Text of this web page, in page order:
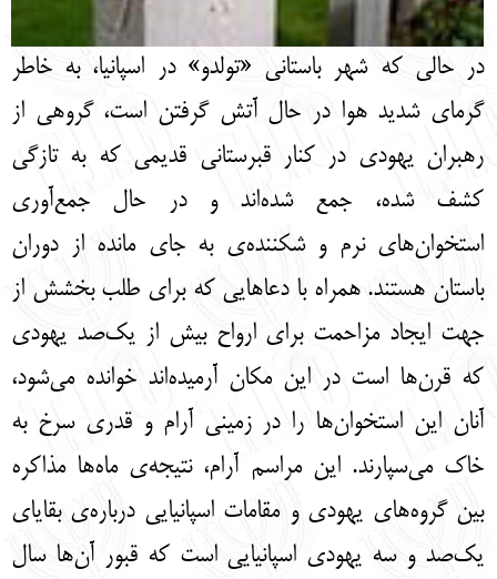
در حالی که شهر باستانی «تولدو» در اسپانیا، به خاطر
گرمای شدید هوا در حال آتش گرفتن است، گروهی از
رهبران یهودی در کنار قبرستانی قدیمی که به تازگی
کشف شده، جمع شده‌اند و در حال جمع‌آوری
استخوان‌های نرم و شکننده‌ی به جای مانده از دوران
باستان هستند. همراه با دعاهایی که برای طلب بخشش از
جهت ایجاد مزاحمت برای ارواح بیش از یک‌صد یهودی
که قرن‌ها است در این مکان آرمیده‌اند خوانده‌ می‌شود،
آنان این استخوان‌ها را در زمینی آرام و قدری سرخ به
خاک می‌سپارند. این مراسم آرام، نتیجه‌ی ماه‌ها مذاکره
بین گروه‌های یهودی و مقامات اسپانیایی درباره‌ی بقایای
یک‌صد و سه یهودی اسپانیایی است که قبور آن‌ها سال